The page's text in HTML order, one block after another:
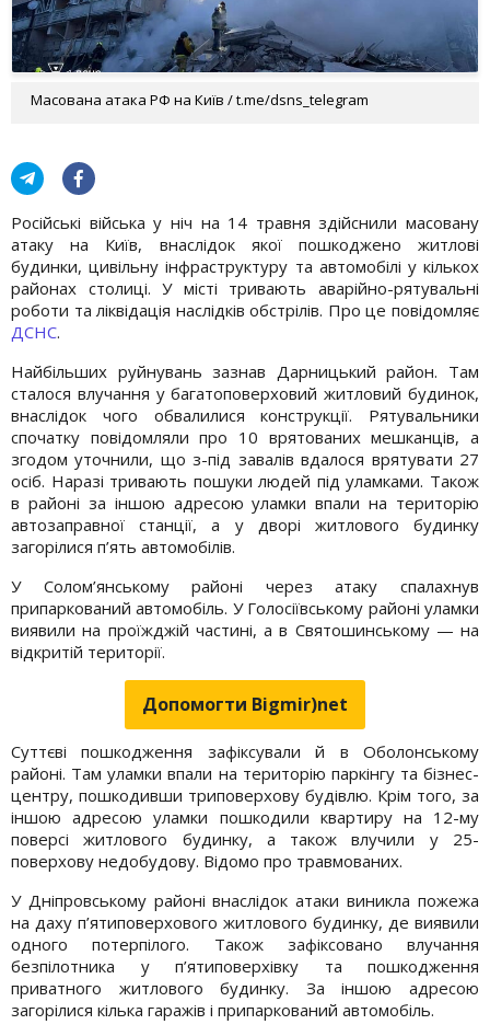
Масована атака РФ на Київ / t.me/dsns_telegram
Російські війська у ніч на 14 травня здійснили масовану
атаку на Київ, внаслідок якої пошкоджено житлові
будинки, цивільну інфраструктуру та автомобілі у кількох
районах столиці. У місті тривають аварійно-рятувальні
роботи та ліквідація наслідків обстрілів. Про це повідомляє
ДСНС.
Найбільших руйнувань зазнав Дарницький район. Там
сталося влучання у багатоповерховий житловий будинок,
внаслідок чого обвалилися конструкції. Рятувальники
спочатку повідомляли про 10 врятованих мешканців, а
згодом уточнили, що з-під завалів вдалося врятувати 27
осіб. Наразі тривають пошуки людей під уламками. Також
в районі за іншою адресою уламки впали на територію
автозаправної станції, а у дворі житлового будинку
загорілися п’ять автомобілів.
У Солом’янському районі через атаку спалахнув
припаркований автомобіль. У Голосіївському районі уламки
виявили на проїжджій частині, а в Святошинському — на
відкритій території.
Допомогти Bigmir)net
Суттєві пошкодження зафіксували й в Оболонському
районі. Там уламки впали на територію паркінгу та бізнес-
центру, пошкодивши триповерхову будівлю. Крім того, за
іншою адресою уламки пошкодили квартиру на 12-му
поверсі житлового будинку, а також влучили у 25-
поверхову недобудову. Відомо про травмованих.
У Дніпровському районі внаслідок атаки виникла пожежа
на даху п’ятиповерхового житлового будинку, де виявили
одного потерпілого. Також зафіксовано влучання
безпілотника у п’ятиповерхівку та пошкодження
приватного житлового будинку. За іншою адресою
загорілися кілька гаражів і припаркований автомобіль.